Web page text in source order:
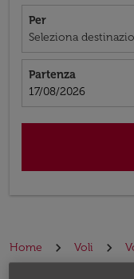
Per
Seleziona
Partenza
fc-booking-
17/08/2026
Home Voli